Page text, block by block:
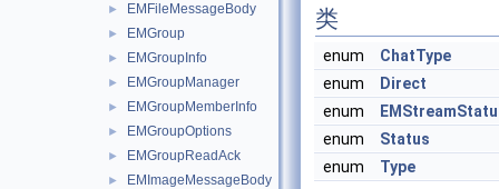
► EMFileMessageBody
► EMGroup
► EMGroupInfo
► EMGroupManager
► EMGroupMemberInfo
► EMGroupOptions
► EMGroupReadAck
► EMImageMessageBody
类
enum
ChatType
enum
Direct
enum
enum
Status
enum
Type